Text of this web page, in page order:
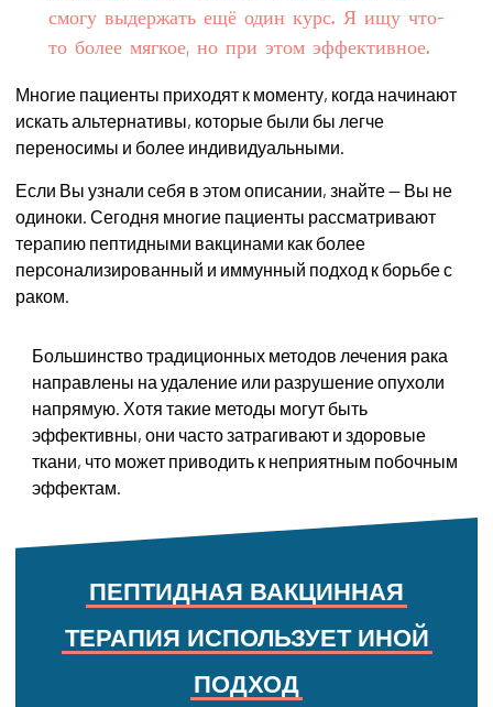
смогу выдержать ещё один курс. Я ищу что-
то более мягкое, но при этом эффективное.
Многие пациенты приходят к моменту, когда начинают
искать альтернативы, которые были бы легче
переносимы и более индивидуальными.
Если Вы узнали себя в этом описании, знайте — Вы не
одиноки. Сегодня многие пациенты рассматривают
терапию пептидными вакцинами как более
персонализированный и иммунный подход к борьбе с
раком.
Большинство традиционных методов лечения рака
направлены на удаление или разрушение опухоли
напрямую. Хотя такие методы могут быть
эффективны, они часто затрагивают и здоровые
ткани, что может приводить к неприятным побочным
эффектам.
ПЕПТИДНАЯ ВАКЦИННАЯ
ТЕРАПИЯ ИСПОЛЬЗУЕТ ИНОЙ
ПОДХОД